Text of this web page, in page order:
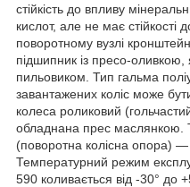
стійкість до впливу
кислот, але не має стійкості
поворотному вузлі
підшипник із пресо-
пильовиком. Тип гальма
завантажених коліс може
колеса роликовий
обладнана прес маслянкою.
(поворотна колісна опора)
Температурний режим
590 коливається від -30° до